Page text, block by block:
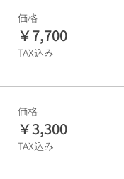
ファイル）】が必要
価格
￥7,700
TAX込み
価格
￥3,300
TAX込み